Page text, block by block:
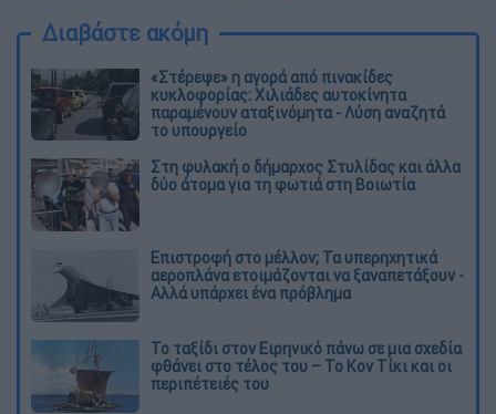
Διαβάστε ακόμη
«Στέρεψε» η αγορά από πινακίδες
κυκλοφορίας: Χιλιάδες αυτοκίνητα
παραμένουν αταξινόμητα - Λύση αναζητά
το υπουργείο
Στη φυλακή ο δήμαρχος Στυλίδας και άλλα
δύο άτομα για τη φωτιά στη Βοιωτία
Επιστροφή στο μέλλον; Τα υπερηχητικά
αεροπλάνα ετοιμάζονται να ξαναπετάξουν -
Αλλά υπάρχει ένα πρόβλημα
Το ταξίδι στον Ειρηνικό πάνω σε μια σχεδία
φθάνει στο τέλος του – Το Κον Τίκι και οι
περιπέτειές του